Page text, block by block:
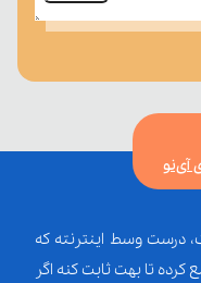
آی‌نو
درست وسط اینترنته که
تا بهت ثابت کنه اگر